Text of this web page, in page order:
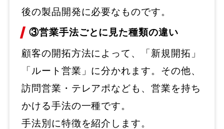
後の製品開発に必要なものです。
③営業手法ごとに見た種類の違い
顧客の開拓方法によって、「新規開拓」
「ルート営業」に分かれます。その他、
訪問営業・テレアポなども、営業を持ち
かける手法の一種です。
手法別に特徴を紹介します。